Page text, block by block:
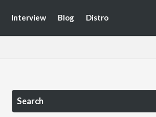
Interview Blog Distro
Search